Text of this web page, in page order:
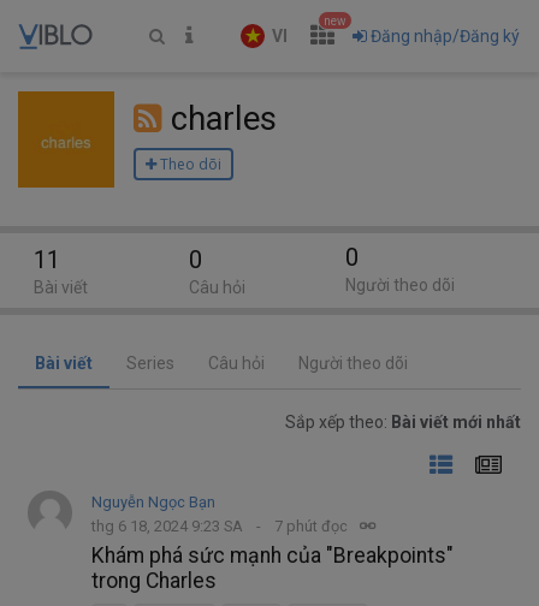
VI
new
Đăng nhập/Đăng ký
charles
Theo dõi
Bài viết Series Câu hỏi Người theo dõi
Sắp xếp theo: Bài viết mới nhất
Nguyễn Ngọc Bạn
thg 6 18, 2024 9:23 SA
7 phút đọc
Khám phá sức mạnh của "Breakpoints"
trong Charles
11
Bài viết
0
Câu hỏi
0
Người theo dõi